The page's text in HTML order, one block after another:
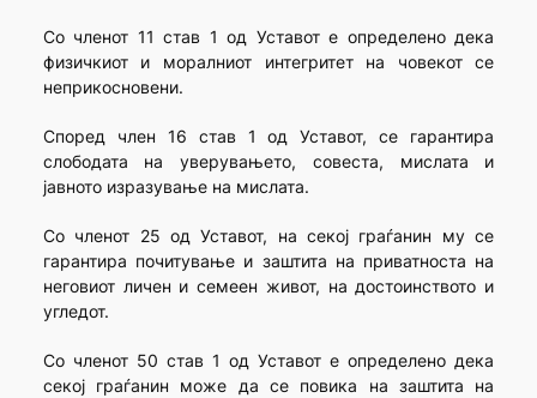
Со членот 11 став 1 од Уставот е определено дека
физичкиот и моралниот интегритет на човекот се
неприкосновени.
Според член 16 став 1 од Уставот, се гарантира
слободата на уверувањето, совеста, мислата и
јавното изразување на мислата.
Со членот 25 од Уставот, на секој граѓанин му се
гарантира почитување и заштита на приватноста на
неговиот личен и семеен живот, на достоинството и
угледот.
Со членот 50 став 1 од Уставот е определено дека
секој граѓанин може да се повика на заштита на